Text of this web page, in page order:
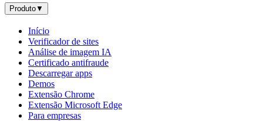
Produto▼
Início
Verificador de sites
Análise de imagem IA
Certificado antifraude
Descarregar apps
Demos
Extensão Chrome
Extensão Microsoft Edge
Para empresas